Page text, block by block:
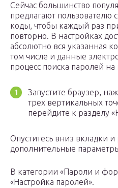
Сейчас большинство
предлагают пользователю
коды, чтобы каждый раз
повторно. В настройках
абсолютно вся указанная
том числе и данные
процесс поиска паролей
Запустите браузер,
трех вертикальных
перейдите к разделу
Опуститесь вниз вкладки и
дополнительные
В категории «Пароли и
«Настройка паролей».